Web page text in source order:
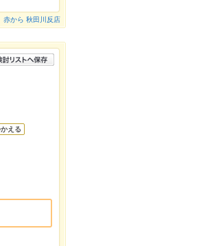
赤から 秋田川反店
える